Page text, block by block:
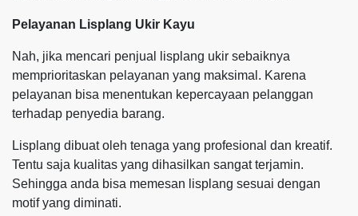
Pelayanan Lisplang Ukir Kayu
Nah, jika mencari penjual lisplang ukir sebaiknya
memprioritaskan pelayanan yang maksimal. Karena
pelayanan bisa menentukan kepercayaan pelanggan
terhadap penyedia barang.
Lisplang dibuat oleh tenaga yang profesional dan kreatif.
Tentu saja kualitas yang dihasilkan sangat terjamin.
Sehingga anda bisa memesan lisplang sesuai dengan
motif yang diminati.